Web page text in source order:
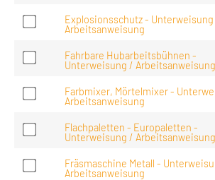
Explosionsschutz -
Arbeitsanweisung
Fahrbare Hubarbeitsbühnen -
Unterweisung / Arbeitsanweisung
Farbmixer, Mörtelmixer -
Arbeitsanweisung
Flachpaletten - Europaletten -
Unterweisung / Arbeitsanweisung
Fräsmaschine Metall -
Arbeitsanweisung